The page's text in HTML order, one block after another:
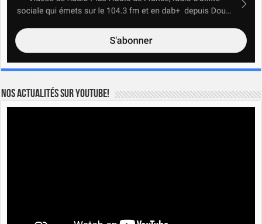
Nos actualités sur YOUTUBE!